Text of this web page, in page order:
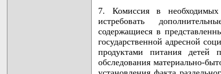
7. Комиссия в необходимых
истребовать
содержащиеся в
государственной адресной
продуктами питания детей
обследования материально-